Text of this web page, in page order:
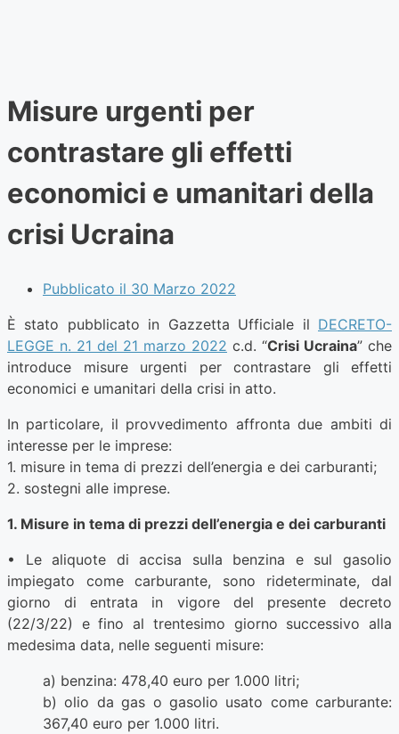
Misure urgenti per
contrastare gli effetti
economici e umanitari della
crisi Ucraina
Pubblicato il 30 Marzo 2022
È stato pubblicato in Gazzetta Ufficiale il DECRETO-
LEGGE n. 21 del 21 marzo 2022 c.d. “Crisi Ucraina” che
introduce misure urgenti per contrastare gli effetti
economici e umanitari della crisi in atto.
In particolare, il provvedimento affronta due ambiti di
interesse per le imprese:
1. misure in tema di prezzi dell’energia e dei carburanti;
2. sostegni alle imprese.
1. Misure in tema di prezzi dell’energia e dei carburanti
• Le aliquote di accisa sulla benzina e sul gasolio
impiegato come carburante, sono rideterminate, dal
giorno di entrata in vigore del presente decreto
(22/3/22) e fino al trentesimo giorno successivo alla
medesima data, nelle seguenti misure:
a) benzina: 478,40 euro per 1.000 litri;
b) olio da gas o gasolio usato come carburante:
367,40 euro per 1.000 litri.